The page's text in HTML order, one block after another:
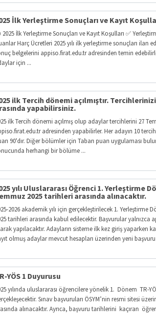
İlk Yerleştirme Sonuçları ve Kayıt
2025 İlk Yerleştirme Sonuçları ve Kayıt Koşulları ✅
Harç Ücretleri 2025 yılı ilk yerleştirme sonuçları ilan
belgelerini appiso.firat.edu.tr adresinden temin
için ...
ilk Tercih dönemi açılmıştır.
yapabilirsiniz.
ilk Tercih dönemi açılmış olup adaylar tercihlerini 27
adresinden yapabilirler. Her adayın 10
90'dır. Diğer bölümler için Taban puan uygulaması
herhangi bir bölüme ...
yılı Uluslararası Öğrenci 1. Yerleştirme
2025 tarihleri arasında alınacaktır.
2026 akademik yılı için gerçekleştirilecek 1. Yerleştirme
tarihleri arasında kabul edilecektir. Başvurular
yapılacaktır. Adayların sisteme ilk kez giriş yaparken
olmuş adaylar mevcut hesapları üzerinden yeni başvuru
YÖS 1 Duyurusu
yılında uluslararası öğrencilere yönelik 1. Dönem TR-
Sınav başvuruları ÖSYM’nin resmi sitesi
alınacaktır. Ayrıca, başvuru tarihlerini kaçıran